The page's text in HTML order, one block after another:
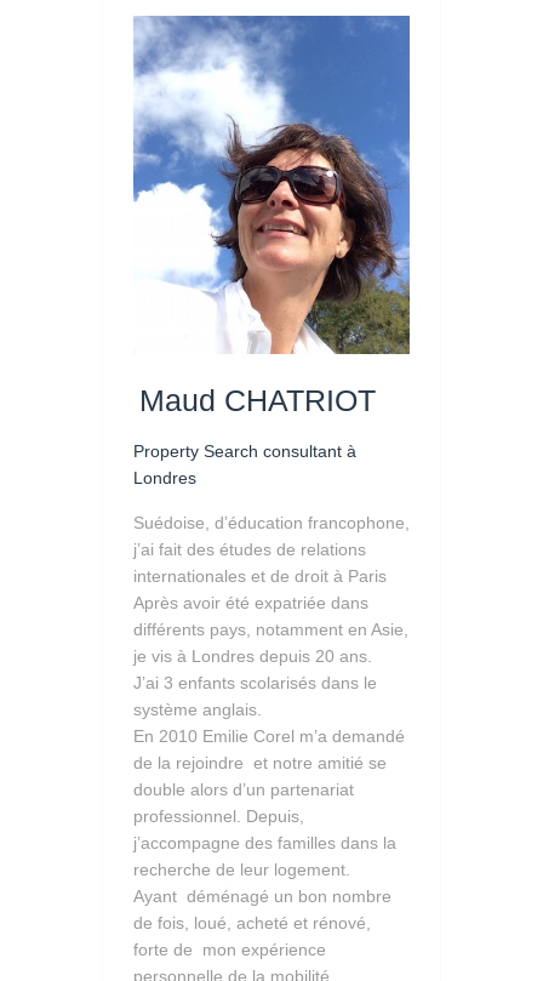
Maud CHATRIOT
Property Search consultant à
Londres
Suédoise, d’éducation francophone,
j’ai fait des études de relations
internationales et de droit à Paris
Après avoir été expatriée dans
différents pays, notamment en Asie,
je vis à Londres depuis 20 ans.
J’ai 3 enfants scolarisés dans le
système anglais.
En 2010 Emilie Corel m’a demandé
de la rejoindre et notre amitié se
double alors d’un partenariat
professionnel. Depuis,
j’accompagne des familles dans la
recherche de leur logement.
Ayant déménagé un bon nombre
de fois, loué, acheté et rénové,
forte de mon expérience
personnelle de la mobilité